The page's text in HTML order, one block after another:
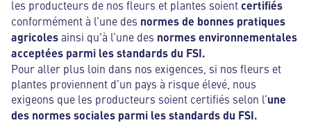
les producteurs de nos fleurs et plantes soientcertifiés
conformément à l’une des normes de bonnes pratiques
agricolesainsi qu'à l’une des normes environnementales
acceptées parmi les standards du FSI.
Pour aller plus loin dans nos exigences, si nos fleurs et
plantes proviennent d’un pays à risque élevé, nous
exigeons que les producteurs soient certifiés selon l’une
des normes sociales parmi les standards du FSI.